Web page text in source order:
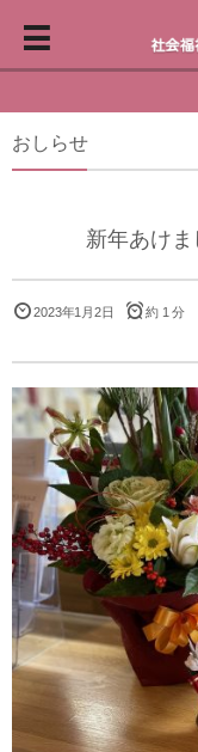
おしらせ
新年あけ
2023年1月2日 約 1 分